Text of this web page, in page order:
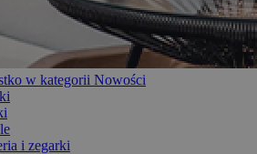
w kategorii Nowości
i zegarki